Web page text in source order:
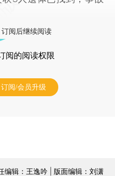
订阅后继续阅读
阅的阅读权限
订阅/会员升级
编辑：王逸吟 | 版面编辑：刘潇